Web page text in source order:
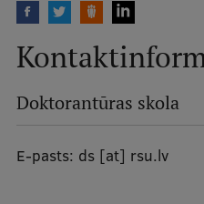
Doktorantūras skola
E-pasts: ds[at] rsu.lv